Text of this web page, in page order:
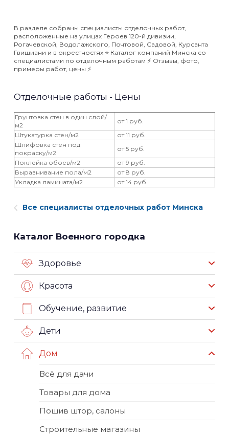
В разделе собраны специалисты отделочных работ,
расположенные на улицах Героев 120-й дивизии,
Рогачевской, Водолажского, Почтовой, Садовой, Курсанта
Гвишиани и в окрестностях ⭐️ Каталог компаний Минска со
специалистами по отделочным работам ⚡️ Отзывы, фото,
примеры работ, цены ⚡️
Отделочные работы - Цены
Грунтовка стен в один слой/
м2
от 1 руб.
Штукатурка стен/м2
от 11 руб.
Шлифовка стен под
покраску/м2
от 5 руб.
Поклейка обоев/м2
от 9 руб.
Выравнивание пола/м2
от 8 руб.
Укладка ламината/м2
от 14 руб.
Все специалисты отделочных работ Минска
Каталог Военного городка
Здоровье
Красота
Обучение, развитие
Дети
Дом
Всё для дачи
Товары для дома
Пошив штор, салоны
Строительные магазины